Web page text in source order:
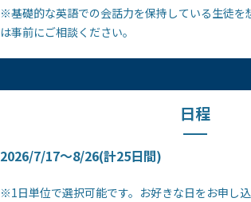
※基礎的な英語での会話力を保持している生徒を
は事前にご相談ください。
日程
2026/7/17～8/26(計25日間)
※1日単位で選択可能です。お好きな日をお申し込